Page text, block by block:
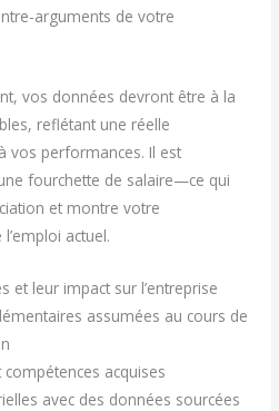
arguments de votre
vos données devront être à la
reflétant une réelle
vos performances. Il est
fourchette de salaire—ce qui
et montre votre
actuel.
et leur impact sur l’entreprise
assumées au cours de
acquises
avec des données sourcées